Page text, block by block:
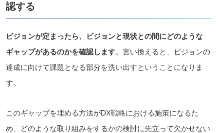
認する
ビジョンが定まったら、ビジョンと現状との間にどのような
ギャップがあるのかを確認します。言い換えると、ビジョンの
達成に向けて課題となる部分を洗い出すということになりま
す。
このギャップを埋める方法がDX戦略における施策になるた
め、どのような取り組みをするかの検討に先立って欠かせない